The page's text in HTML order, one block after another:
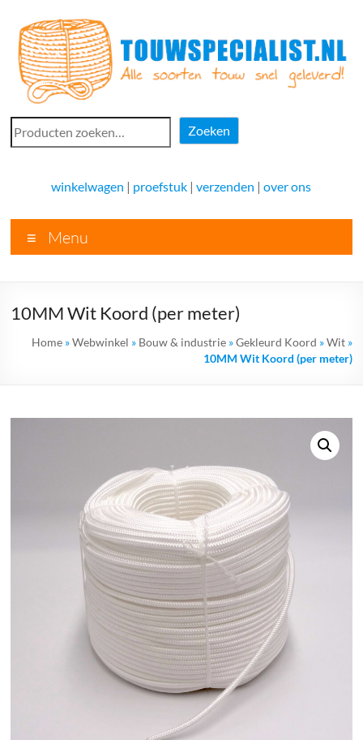
naar
inhoud
Touwspecialist.nl
voor
vele
soorten
goed
advies!
Zoeken
Zoeken
winkelwagen | proefstuk |verzenden |over ons
Menu
10MM Wit Koord (per meter)
Home»Webwinkel » Bouw & industrie»Gekleurd Koord »Wit»
10MM Wit Koord (per meter)